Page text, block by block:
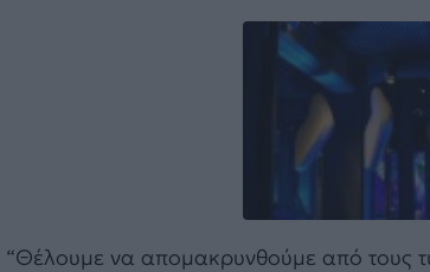
“Θέλουμε να απομακρυνθούμε από τους